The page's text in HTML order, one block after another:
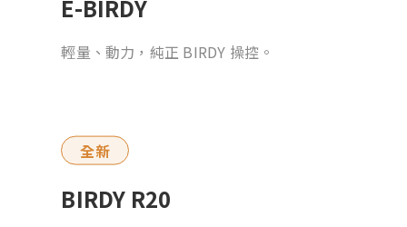
E-BIRDY
輕量、動力，純正 BIRDY 操控。
全新
BIRDY R20